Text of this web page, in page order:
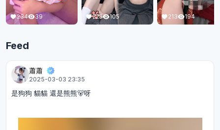
225 105 213 194 211 119
Feed
蕭蕭
2025-03-03 23:35
是狗狗 貓貓 還是熊熊🐻呀